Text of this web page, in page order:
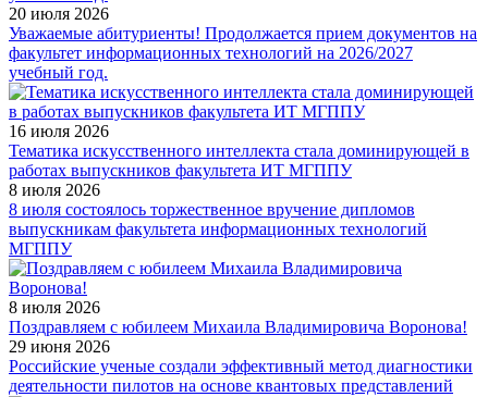
20 июля 2026
Уважаемые абитуриенты! Продолжается прием документов на
факультет информационных технологий на 2026/2027
учебный год.
16 июля 2026
Тематика искусственного интеллекта стала доминирующей в
работах выпускников факультета ИТ МГППУ
8 июля 2026
8 июля состоялось торжественное вручение дипломов
выпускникам факультета информационных технологий
МГППУ
8 июля 2026
Поздравляем с юбилеем Михаила Владимировича Воронова!
29 июня 2026
Российские ученые создали эффективный метод диагностики
деятельности пилотов на основе квантовых представлений